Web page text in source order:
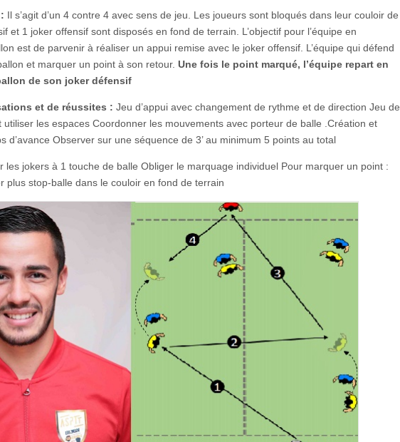
Il s’agit d’un 4 contre 4 avec sens de jeu. Les joueurs sont bloqués dans leur couloir de
et 1 joker offensif sont disposés en fond de terrain. L’objectif pour l’équipe en
est de parvenir à réaliser un appui remise avec le joker offensif. L’équipe qui défend
et marquer un point à son retour. Une fois le point marqué, l’équipe repart en
de son joker défensif
et de réussites : Jeu d’appui avec changement de rythme et de direction Jeu de
utiliser les espaces Coordonner les mouvements avec porteur de balle .Création et
d’avance Observer sur une séquence de 3’ au minimum 5 points au total
les jokers à 1 touche de balle Obliger le marquage individuel Pour marquer un point :
plus stop-balle dans le couloir en fond de terrain